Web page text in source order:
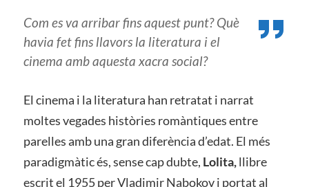
Com es va arribar fins aquest punt? Què
havia fet fins llavors la literatura i el
cinema amb aquesta xacra social?
El cinema i la literatura han retratat i narrat
moltes vegades històries romàntiques entre
parelles amb una gran diferència d’edat. El més
paradigmàtic és, sense cap dubte, Lolita,llibre
escrit el 1955 per Vladimir Nabokov i portat al